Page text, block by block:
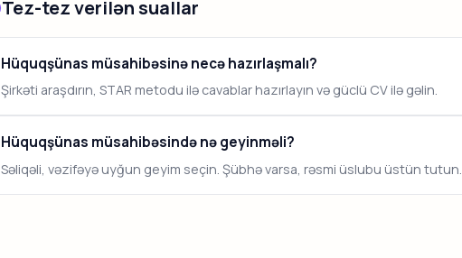
Tez-tez verilən suallar
Hüquqşünas müsahibəsinə necə hazırlaşmalı?
Şirkəti araşdırın, STAR metodu ilə cavablar hazırlayın və güclü CV ilə gəlin.
Hüquqşünas müsahibəsində nə geyinməli?
Səliqəli, vəzifəyə uyğun geyim seçin. Şübhə varsa, rəsmi üslubu üstün tutun.